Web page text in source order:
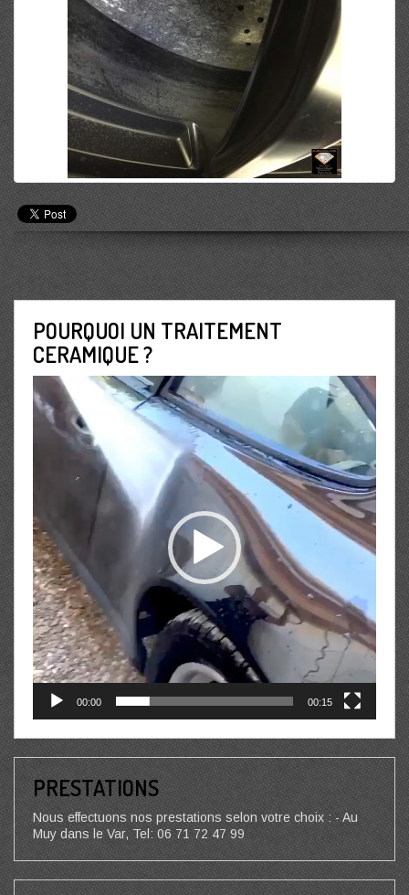
POURQUOI UN TRAITEMENT
CERAMIQUE ?
Lecteur
vidéo
00:00 00:15
PRESTATIONS
Nous effectuons nos prestations selon votre choix : - Au
Muy dans le Var, Tel: 06 71 72 47 99